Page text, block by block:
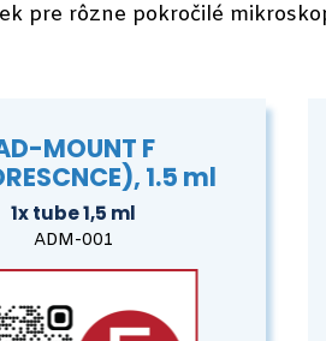
pre rôzne pokročilé
MOUNT F
1.5 ml
1x tube 1,5 ml
ADM-001